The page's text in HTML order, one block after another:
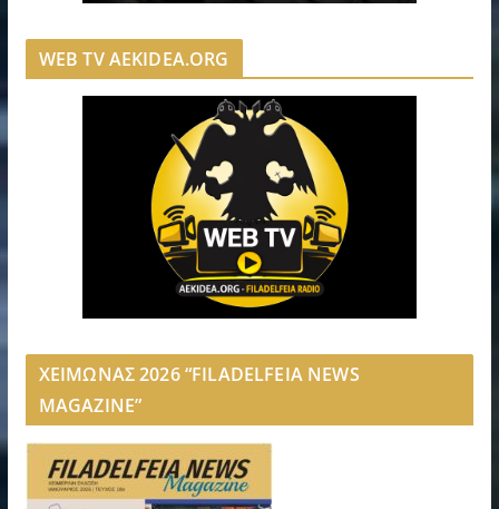
WEB TV AEKIDEA.ORG
ΧΕΙΜΩΝΑΣ 2026 “FILADELFEIA NEWS
MAGAZINE”